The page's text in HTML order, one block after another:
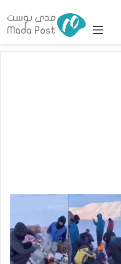
القائمة